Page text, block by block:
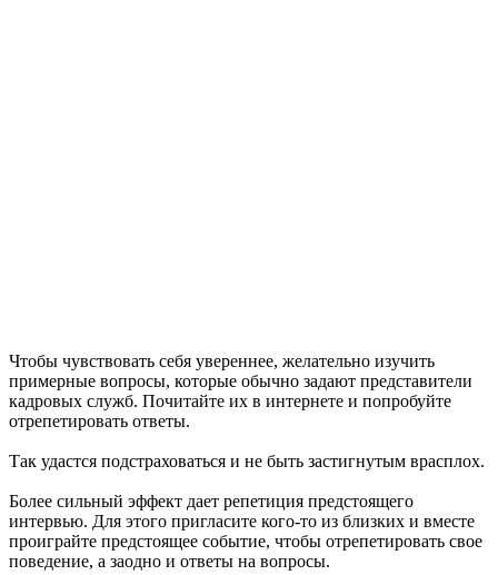
Чтобы чувствовать себя увереннее, желательно изучить
примерные вопросы, которые обычно задают представители
кадровых служб. Почитайте их в интернете и попробуйте
отрепетировать ответы.
Так удастся подстраховаться и не быть застигнутым врасплох.
Более сильный эффект дает репетиция предстоящего
интервью. Для этого пригласите кого-то из близких и вместе
проиграйте предстоящее событие, чтобы отрепетировать свое
поведение, а заодно и ответы на вопросы.